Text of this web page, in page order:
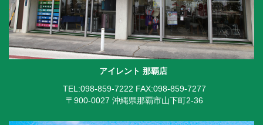
アイレント 那覇店
TEL:098-859-7222 FAX:098-859-7277
〒900-0027 沖縄県那覇市山下町2-36